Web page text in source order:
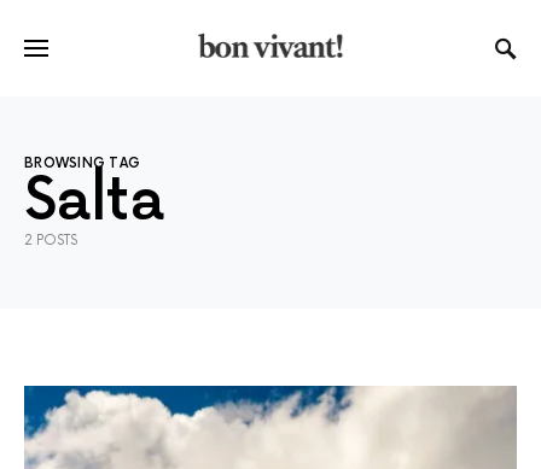
BROWSING TAG
Salta
2 POSTS